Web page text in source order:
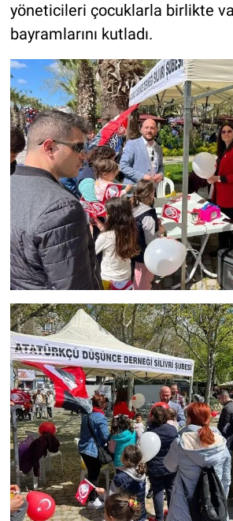
yöneticileri çocuklarla birlikte
bayramlarını kutladı.